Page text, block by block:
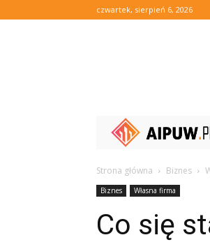
czwartek, sierpień 6, 2026
Strona główna Biznes
Biznes Własna firma
Co się